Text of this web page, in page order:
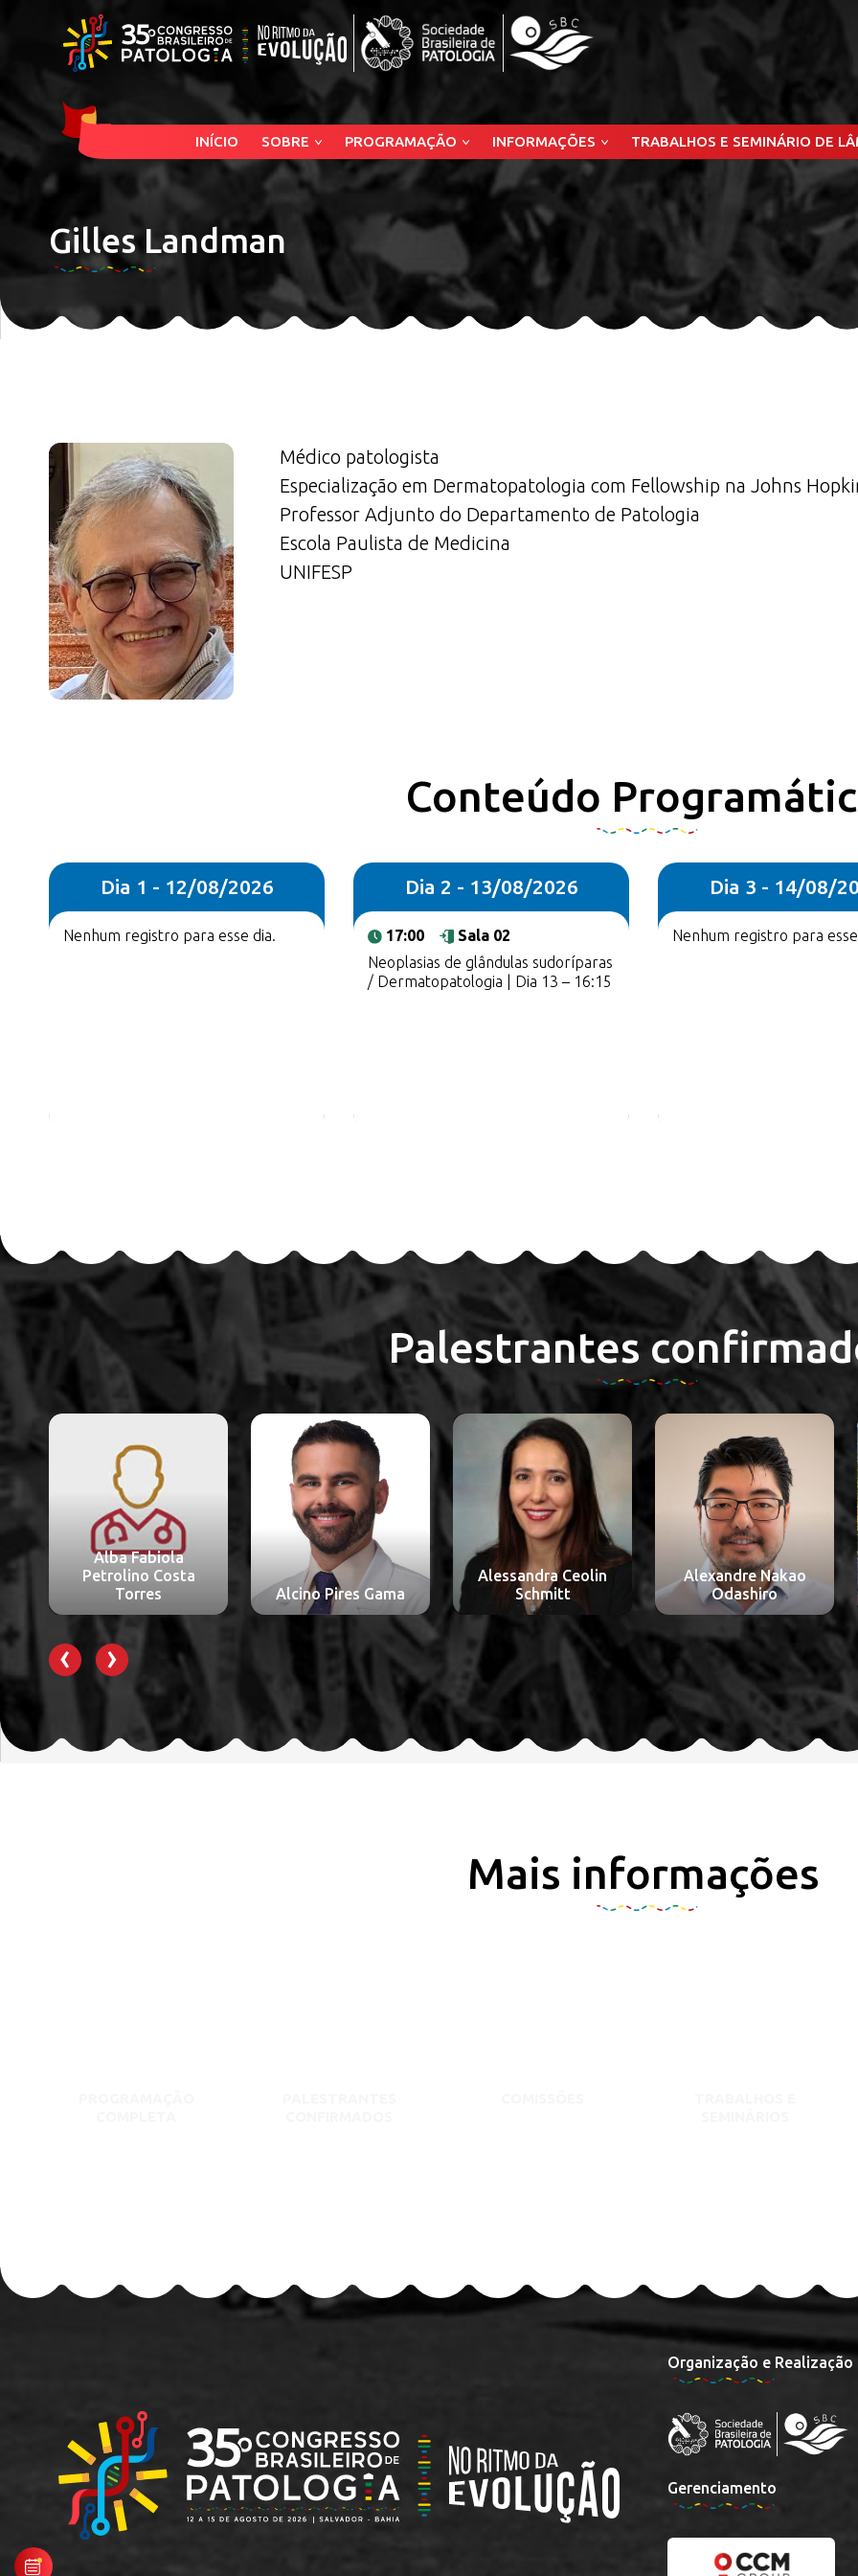
Gilles Landman
INÍCIO SOBRE PROGRAMAÇÃO INFORMAÇÕES TRABALHOS E SEMINÁRIO DE
Médico patologista
Especialização em Dermatopatologia com Fellowship na Johns
Professor Adjunto do Departamento de Patologia
Escola Paulista de Medicina
UNIFESP
Conteúdo
Dia 1 - 12/08/2026
Nenhum registro para esse dia.
Dia 2 - 13/08/2026
17:00
Sala 02
Neoplasias de glândulas sudoríparas
/ Dermatopatologia | Dia 13 – 16:15
Dia 3 - 14/08/
Nenhum registro para
Palestrantes
Alba Fabiola
Petrolino Costa
Torres
Alcino Pires Gama
Alessandra Ceolin
Schmitt
Alexandre Nakao
Odashiro
‹ ›
Mais informações
Organização e Realização
Gerenciamento